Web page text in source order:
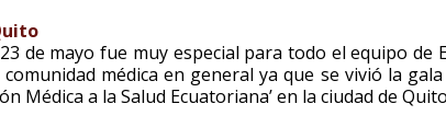
de mayo fue muy especial para todo el equipo de
médica en general ya que se vivió la
Médica a la Salud Ecuatoriana’ en la ciudad de